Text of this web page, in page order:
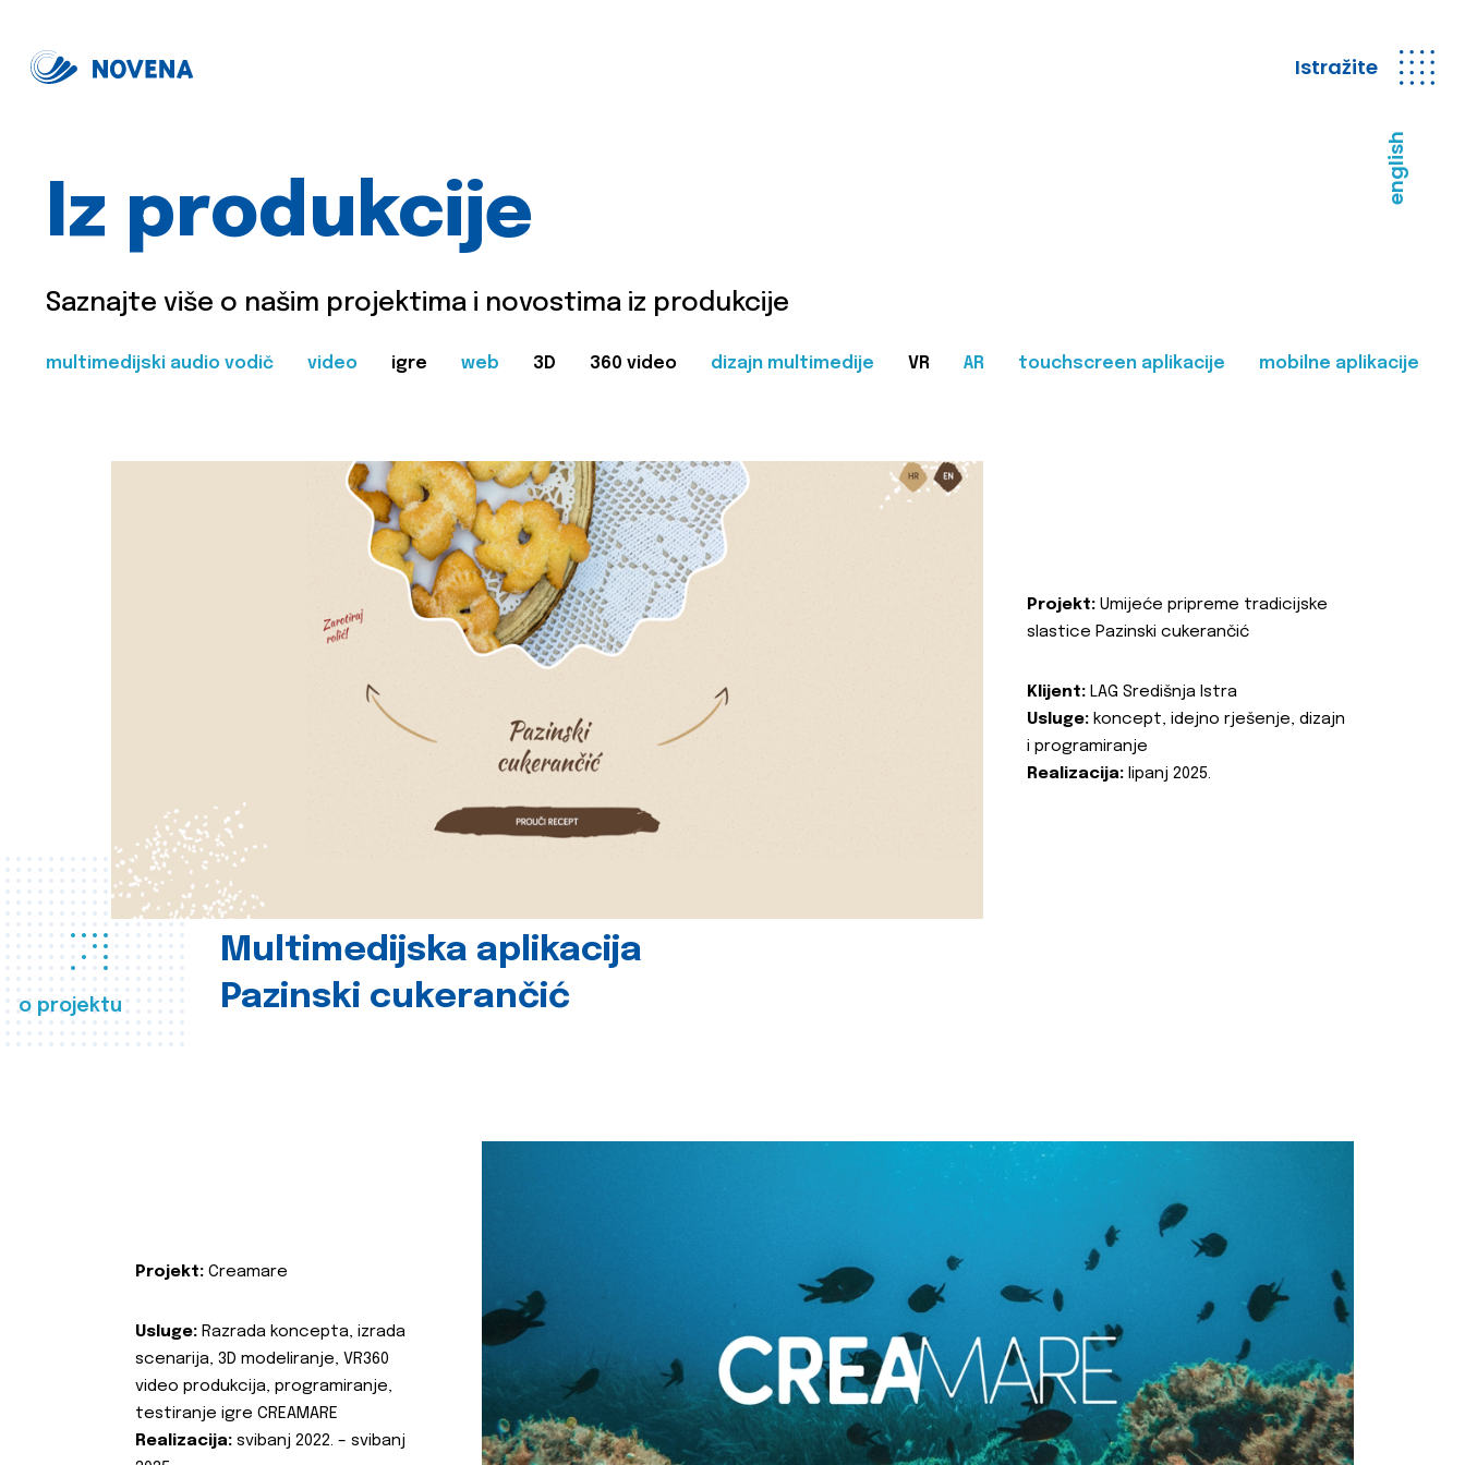
Istražite
english
Iz produkcije
Saznajte više o našim projektima i novostima iz produkcije
multimedijski audio vodič video igre web 3D 360 video dizajn multimedije VR AR touchscreen aplikacije mobilne aplikacije
o projektu
Multimedijska aplikacija
Pazinski cukerančić
Projekt: Umijeće pripreme tradicijske
slastice Pazinski cukerančić
Klijent: LAG Središnja Istra
Usluge: koncept, idejno rješenje, dizajn
i programiranje
Realizacija: lipanj 2025.
Projekt: Creamare
Usluge: Razrada koncepta, izrada
scenarija, 3D modeliranje, VR360
video produkcija, programiranje,
testiranje igre CREAMARE
Realizacija: svibanj 2022. – svibanj